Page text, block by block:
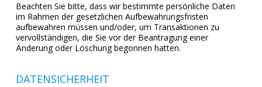
Beachten Sie bitte, dass wir bestimmte persönliche Daten
im Rahmen der gesetzlichen Aufbewahrungsfristen
aufbewahren müssen und/oder, um Transaktionen zu
vervollständigen, die Sie vor der Beantragung einer
Änderung oder Löschung begonnen hatten.
DATENSICHERHEIT